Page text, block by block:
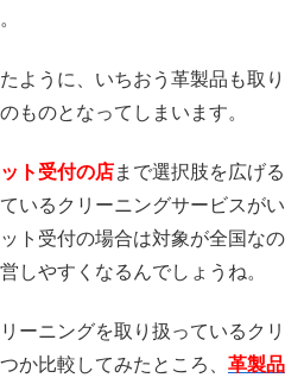
ように、いちおう革製品も取り
ものとなってしまいます。
ト受付の店まで選択肢を広げる
いるクリーニングサービスがい
ト受付の場合は対象が全国なの
しやすくなるんでしょうね。
ーニングを取り扱っているクリ
か比較してみたところ、 革製品